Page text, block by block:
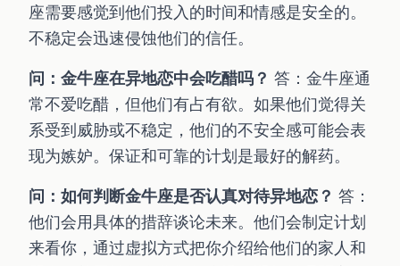
座需要感觉到他们投入的时间和情感是安全的。
不稳定会迅速侵蚀他们的信任。
问：金牛座在异地恋中会吃醋吗？ 答：金牛座通
常不爱吃醋，但他们有占有欲。如果他们觉得关
系受到威胁或不稳定，他们的不安全感可能会表
现为嫉妒。保证和可靠的计划是最好的解药。
问：如何判断金牛座是否认真对待异地恋？ 答：
他们会用具体的措辞谈论未来。他们会制定计划
来看你，通过虚拟方式把你介绍给他们的家人和